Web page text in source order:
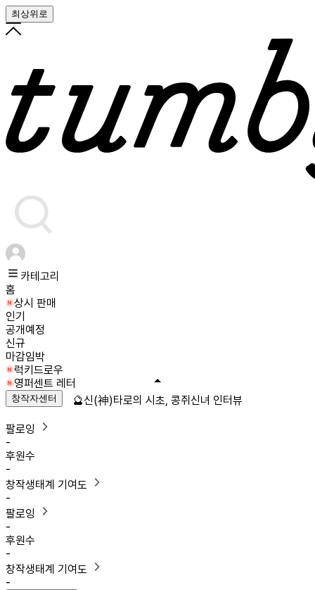
최상위로
카테고리
홈
상시 판매
인기
공개예정
신규
마감임박
럭키드로우
영퍼센트 레터
창작자센터
팔로잉
-
후원수
-
창작생태계 기여도
-
팔로잉
-
후원수
-
창작생태계 기여도
-
🔮신(神)타로의 시초, 콩쥐신녀 인터뷰